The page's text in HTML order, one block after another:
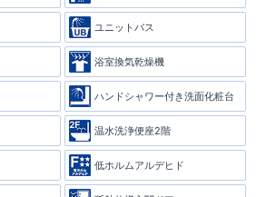
ユニットバス
浴室換気乾燥機
ハンドシャワー付き洗面化粧台
温水洗浄便座2階
低ホルムアルデヒド